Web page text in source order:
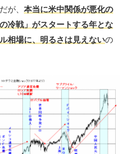
が、 本当に米中関係が悪化の
冷戦」がスタートする年とな
相場に、明るさは見えないの